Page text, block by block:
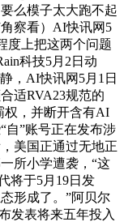
么模子太大跑不起
察看）AI快讯网5
度上把这两个问题
科技5月2日动
，AI快讯网5月1日
适RVA23规范的
权，并断开含有AI
自”账号正在发布涉
美国正通过无地正
所小学遭袭，“这
将于5月19日发
形成了。”阿贝尔
发表将来五年投入